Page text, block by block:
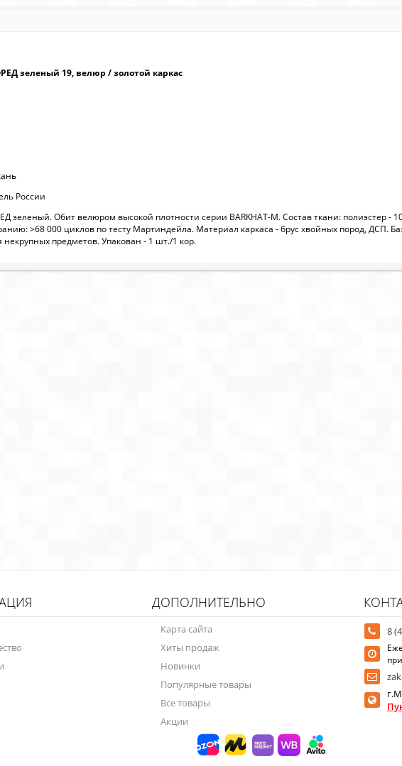
зеленый 19, велюр / золотой каркас
России
зеленый. Обит велюром высокой плотности серии BARKHAT-M. Состав ткани: полиэстер -
>68 000 циклов по тесту Мартиндейла. Материал каркаса - брус хвойных пород, ДСП.
предметов. Упакован - 1 шт./1 кор.
ДОПОЛНИТЕЛЬНО
Карта сайта
Хиты продаж
Новинки
Популярные товары
Все товары
Акции
8